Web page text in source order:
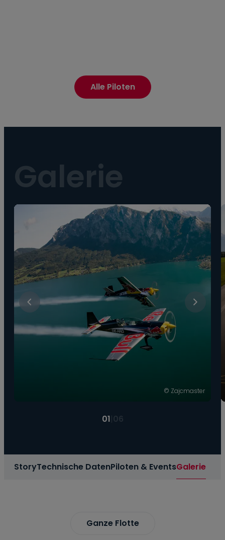
Alle Piloten
Galerie
© Zajcmaster
01
StoryTechnische DatenPiloten & EventsGalerie
Ganze Flotte